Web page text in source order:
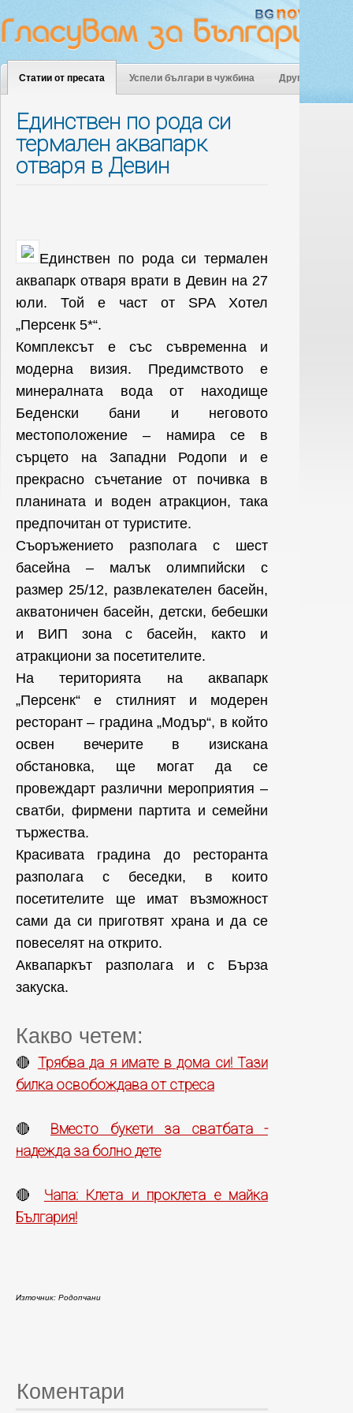
Статии от пресата Успели българи в чужбина Други
Единствен по рода си
термален аквапарк
отваря в Девин
Единствен по рода си термален
аквапарк отваря врати в Девин на 27
юли. Той е част от SPA Хотел
„Персенк 5*“.
Комплексът е със съвременна и
модерна визия. Предимството е
минералната вода от находище
Беденски бани и неговото
местоположение – намира се в
сърцето на Западни Родопи и е
прекрасно съчетание от почивка в
планината и воден атракцион, така
предпочитан от туристите.
Съоръжението разполага с шест
басейна – малък олимпийски с
размер 25/12, развлекателен басейн,
акватоничен басейн, детски, бебешки
и ВИП зона с басейн, както и
атракциони за посетителите.
На територията на аквапарк
„Персенк“ е стилният и модерен
ресторант – градина „Модър“, в който
освен вечерите в изискана
обстановка, ще могат да се
провеждарт различни мероприятия –
сватби, фирмени партита и семейни
тържества.
Красивата градина до ресторанта
разполага с беседки, в които
посетителите ще имат възможност
сами да си приготвят храна и да се
повеселят на открито.
Аквапаркът разполага и с Бърза
закуска.
Какво четем:
🔴 Трябва да я имате в дома си! Тази
билка освобождава от стреса
🔴 Вместо букети за сватбата -
надежда за болно дете
🔴 Чапа: Клета и проклета е майка
България!
Източник: Родопчани
Коментари